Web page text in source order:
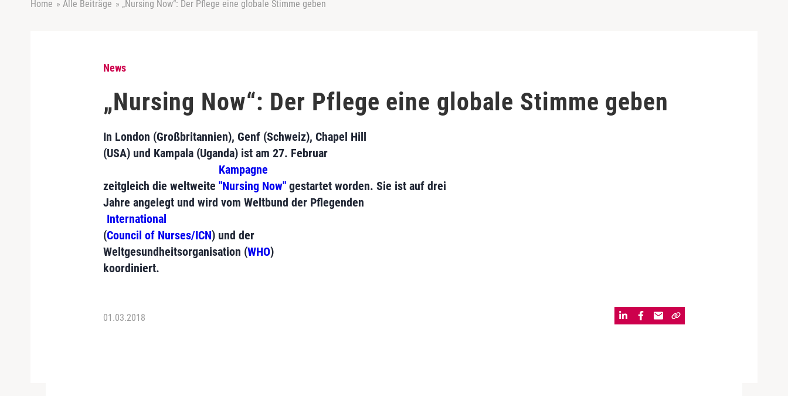
Home » Alle Beiträge » „Nursing Now“: Der Pflege eine globale Stimme geben
News
„Nursing Now“: Der Pflege eine globale Stimme geben
In London (Großbritannien), Genf (Schweiz), Chapel Hill
(USA) und Kampala (Uganda) ist am 27. Februar
zeitgleich die weltweite
Kampagne
"Nursing Now" gestartet worden. Sie ist auf drei
Jahre angelegt und wird vom Weltbund der Pflegenden
(
International
Council of Nurses/ICN) und der
Weltgesundheitsorganisation (WHO)
koordiniert.
01.03.2018